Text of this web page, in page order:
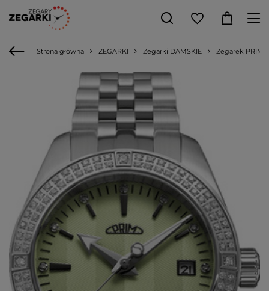
Strona główna ZEGARKI Zegarki DAMSKIE Zegarek PRIM